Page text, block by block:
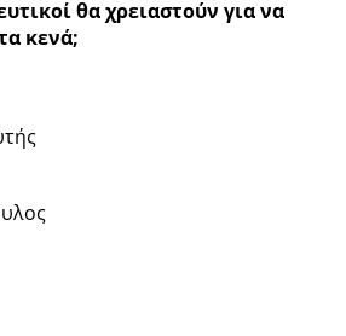
θα χρειαστούν για να
κενά;